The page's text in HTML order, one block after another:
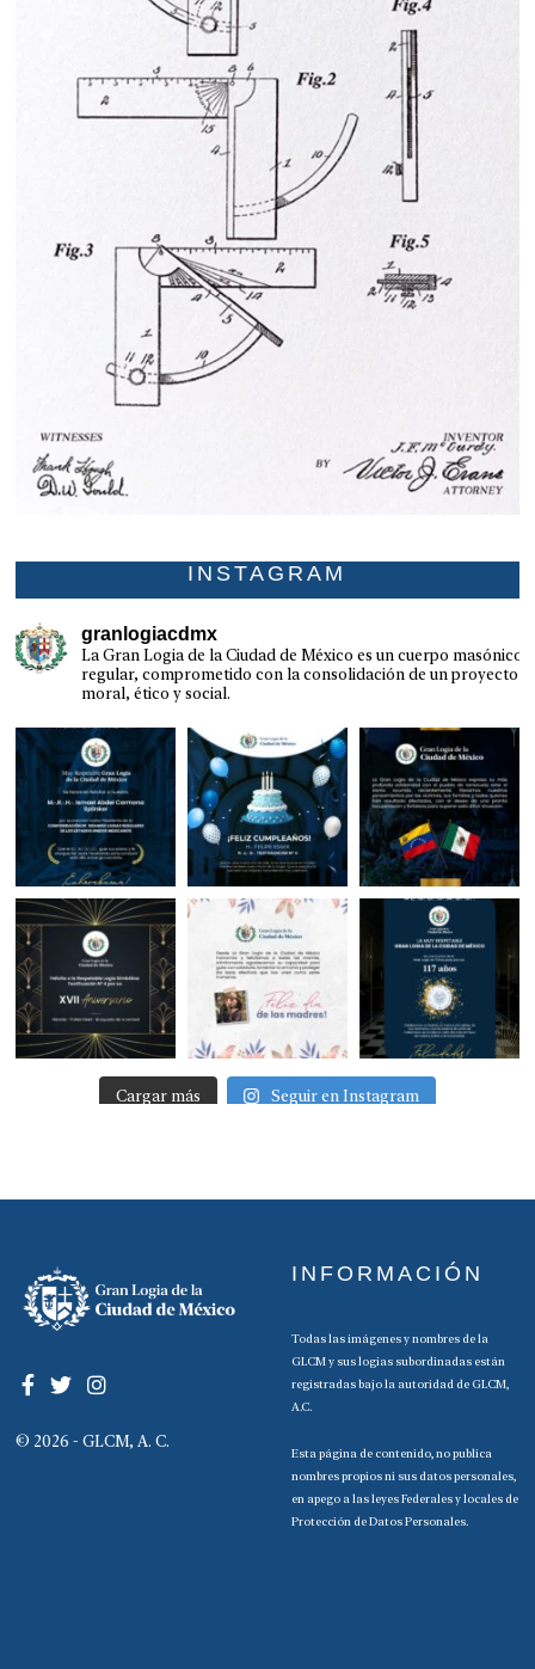
INSTAGRAM
granlogiacdmx
La Gran Logia de la Ciudad de México es un cuerpo masónico
regular, comprometido con la consolidación de un proyecto
moral, ético y social.
Cargar más Seguir en Instagram
© 2026 - GLCM, A. C.
INFORMACIÓN
Todas las imágenes y nombres de la
GLCM y sus logias subordinadas están
registradas bajo la autoridad de GLCM,
A.C.
Esta página de contenido, no publica
nombres propios ni sus datos personales,
en apego a las leyes Federales y locales de
Protección de Datos Personales.